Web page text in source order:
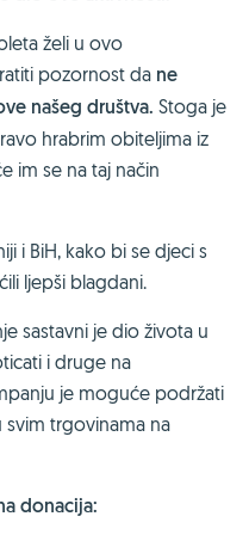
želi u ovo
pozornost da ne
našeg društva. Stoga je
hrabrim obiteljima iz
im se na taj način
i BiH, kako bi se djeci s
ljepši blagdani.
sastavni je dio života u
i druge na
je moguće podržati
svim trgovinama na
donacija: